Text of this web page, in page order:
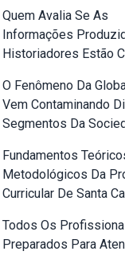
Quem Avalia Se As
Informações
Historiadores Estão
O Fenômeno Da
Vem Contaminando
Segmentos Da
Fundamentos
Metodológicos Da
Curricular De Santa
Todos Os
Preparados Para